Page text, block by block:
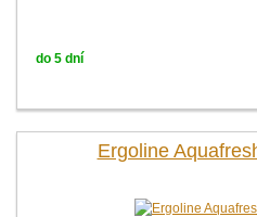
do 5 dní
Ergoline